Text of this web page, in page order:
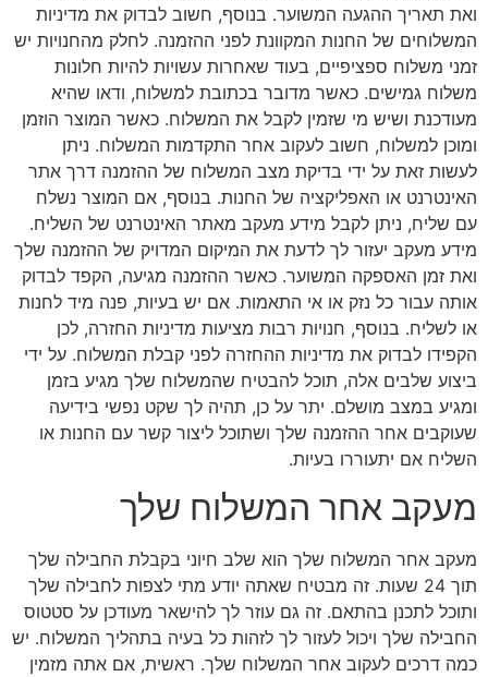
ואת תאריך ההגעה המשוער. בנוסף, חשוב לבדוק את מדיניות
המשלוחים של החנות המקוונת לפני ההזמנה. לחלק מהחנויות יש
זמני משלוח ספציפיים, בעוד שאחרות עשויות להיות חלונות
משלוח גמישים. כאשר מדובר בכתובת למשלוח, ודאו שהיא
מעודכנת ושיש מי שזמין לקבל את המשלוח. כאשר המוצר הוזמן
ומוכן למשלוח, חשוב לעקוב אחר התקדמות המשלוח. ניתן
לעשות זאת על ידי בדיקת מצב המשלוח של ההזמנה דרך אתר
האינטרנט או האפליקציה של החנות. בנוסף, אם המוצר נשלח
עם שליח, ניתן לקבל מידע מעקב מאתר האינטרנט של השליח.
מידע מעקב יעזור לך לדעת את המיקום המדויק של ההזמנה שלך
ואת זמן האספקה המשוער. כאשר ההזמנה מגיעה, הקפד לבדוק
אותה עבור כל נזק או אי התאמות. אם יש בעיות, פנה מיד לחנות
או לשליח. בנוסף, חנויות רבות מציעות מדיניות החזרה, לכן
הקפידו לבדוק את מדיניות ההחזרה לפני קבלת המשלוח. על ידי
ביצוע שלבים אלה, תוכל להבטיח שהמשלוח שלך מגיע בזמן
ומגיע במצב מושלם. יתר על כן, תהיה לך שקט נפשי בידיעה
שעוקבים אחר ההזמנה שלך ושתוכל ליצור קשר עם החנות או
השליח אם יתעוררו בעיות.
מעקב אחר המשלוח שלך
מעקב אחר המשלוח שלך הוא שלב חיוני בקבלת החבילה שלך
תוך 24 שעות. זה מבטיח שאתה יודע מתי לצפות לחבילה שלך
ותוכל לתכנן בהתאם. זה גם עוזר לך להישאר מעודכן על סטטוס
החבילה שלך ויכול לעזור לך לזהות כל בעיה בתהליך המשלוח. יש
כמה דרכים לעקוב אחר המשלוח שלך. ראשית, אם אתה מזמין